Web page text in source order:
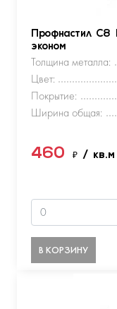
Профнастил
эконом
Толщина металла:
Цвет:
Покрытие:
Ширина общая:
460 ₽ / кв.м
В КОРЗИНУ